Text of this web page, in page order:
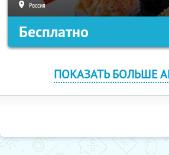
Россия
Бесплатно
ПОКАЗАТЬ БОЛЬШЕ